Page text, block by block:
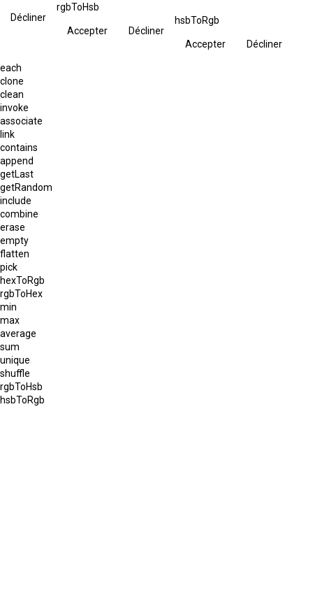
Décliner
rgbToHsb
Accepter Décliner
hsbToRgb
Accepter Décliner
each
clone
clean
invoke
associate
link
contains
append
getLast
getRandom
include
combine
erase
empty
flatten
pick
hexToRgb
rgbToHex
min
max
average
sum
unique
shuffle
rgbToHsb
hsbToRgb